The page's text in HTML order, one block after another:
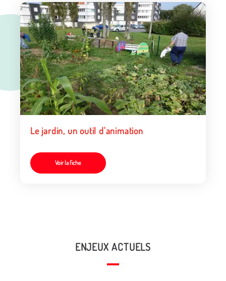
Le jardin, un outil d'animation
Voir la fiche
ENJEUX ACTUELS